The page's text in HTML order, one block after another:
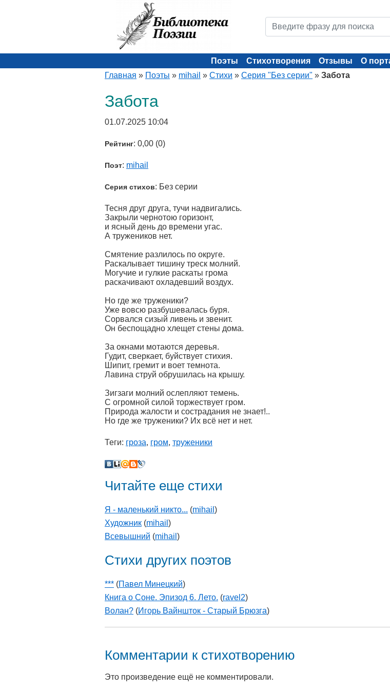
Поэты Стихотворения Отзывы О
Главная » Поэты » mihail » Стихи » Серия "Без серии" » Забота
Забота
01.07.2025 10:04
Рейтинг: 0,00 (0)
Поэт: mihail
Серия стихов: Без серии
­Тесня друг друга, тучи надвигались.
Закрыли чернотою горизонт,
и ясный день до времени угас.
А тружеников нет.
Смятение разлилось по округе.
Раскалывает тишину треск молний.
Могучие и гулкие раскаты грома
раскачивают охладевший воздух.
Но где же труженики?
Уже вовсю разбушевалась буря.
Сорвался сизый ливень и звенит.
Он беспощадно хлещет стены дома.
За окнами мотаются деревья.
Гудит, сверкает, буйствует стихия.
Шипит, гремит и воет темнота.
Лавина струй обрушилась на крышу.
Зигзаги молний ослепляют темень.
С огромной силой торжествует гром.
Природа жалости и сострадания не знает!..
Но где же труженики? Их всё нет и нет.
Теги: гроза, гром, труженики
Читайте еще стихи
Я - маленький никто... (mihail )
Художник (mihail )
Всевышний (mihail )
Стихи других поэтов
*** (Павел Минецкий)
Книга о Соне. Эпизод 6. Лето. (ravel2)
Волан? (Игорь Вайншток - Старый Брюзга)
Комментарии к стихотворению
Это произведение ещё не комментировали.